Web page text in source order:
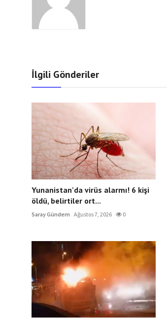
İlgili Gönderiler
Yunanistan'da virüs alarmı! 6 kişi
öldü, belirtiler ort...
Saray Gündem Ağustos 7, 2026 0